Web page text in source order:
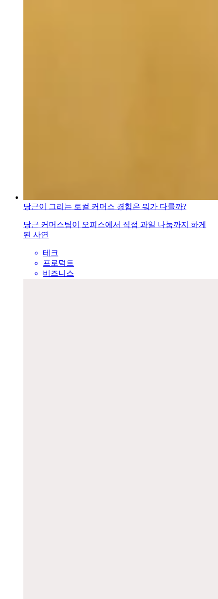
당근이 그리는 로컬 커머스 경험은 뭐가 다를까?
당근 커머스팀이 오피스에서 직접 과일 나눔까지 하게
된 사연
테크
프로덕트
비즈니스